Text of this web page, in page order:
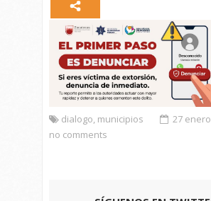
dialogo, municipios
27
no comments